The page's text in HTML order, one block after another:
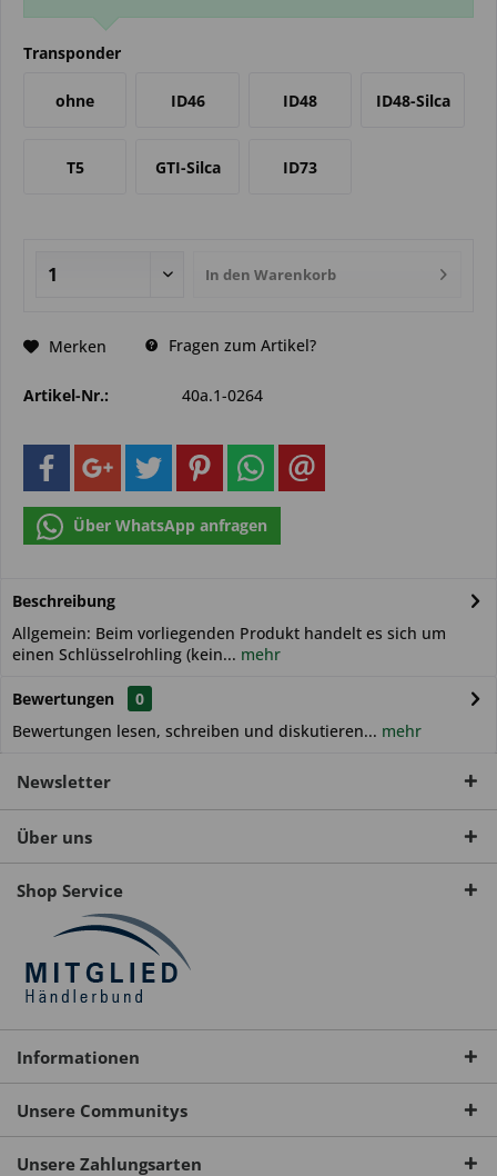
Transponder
ohne ID46 ID48 ID48-Silca
T5 GTI-Silca ID73
In den Warenkorb
Merken Fragen zum Artikel?
Artikel-Nr.: 40a.1-0264
Über WhatsApp anfragen
Beschreibung
Allgemein: Beim vorliegenden Produkt handelt es sich um
einen Schlüsselrohling (kein... mehr
Bewertungen
0
Bewertungen lesen, schreiben und diskutieren... mehr
Newsletter
Über uns
Shop Service
Informationen
Unsere Communitys
Unsere Zahlungsarten